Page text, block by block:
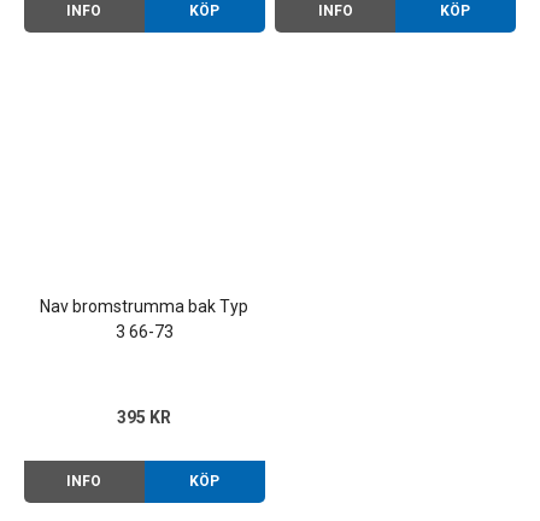
INFO KÖP INFO KÖP
Nav bromstrumma bak Typ
3 66-73
395 KR
INFO KÖP